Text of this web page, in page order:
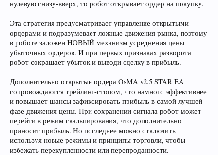
нулевую снизу-вверх, то робот открывает ордер на покупку.
Эта стратегия предусматривает управление открытыми
ордерами и подразумевает ложные движения рынка, поэтому
в роботе заложен НОВЫЙ механизм усреднения цены
убыточных ордеров. И при первых признаках разворота
робот сокращает убыток и выводи сделку в прибыль.
Дополнительно открытые ордера OsMA v2.5 STAR EA
сопровождаются трейлинг-стопом, что намного эффективнее
и повышает шансы зафиксировать прибыль в самой лучшей
фазе движения цены. При сохранении сигнала робот может
перейти в режим скальпирования, что дополнительно
приносит прибыль. Но последнее можно отключить
используя новые режимы и принципы торговли, чтобы
избежать перекупленности или перепроданности.